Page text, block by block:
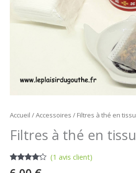
Accueil /Accessoires / Filtres à thé en tissu
Filtres à thé en tissu
Noté 4.00
1
(1 avis client)